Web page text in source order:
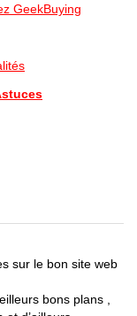
GeekBuying
sur le bon site web
bons plans ,